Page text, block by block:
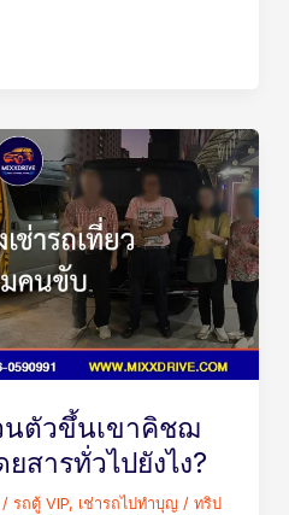
นตัวขึ้นเขาคิชฌ
สารทั่วไปยังไง?
/ รถตู้ VIP, เช่ารถไปทำบุญ / ทริป